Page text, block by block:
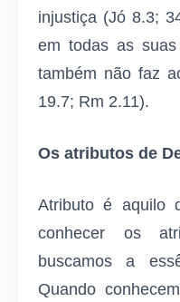
injustiça (Jó 8.3;
em todas as
também não faz
19.7; Rm 2.11).
Os atributos de
Atributo é aquilo
conhecer os
buscamos a
Quando